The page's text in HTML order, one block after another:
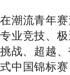
在潮流青年
专业竞技、
挑战、超越
式中国锦标